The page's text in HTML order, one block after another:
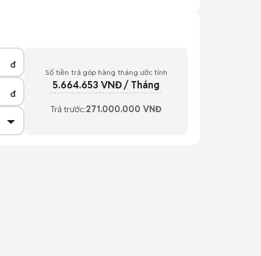
đ
đ
Số tiền trả góp hàng tháng ước tính
5.664.653 VNĐ / Tháng
Trả trước:271.000.000 VNĐ